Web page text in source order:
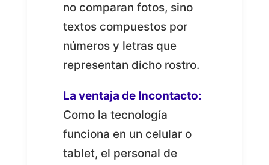
no comparan fotos, sino
textos compuestos por
números y letras que
representan dicho rostro.
La ventaja de Incontacto:
Como la tecnología
funciona en un celular o
tablet, el personal de